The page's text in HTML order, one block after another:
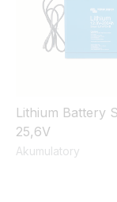
Lithium Battery
25,6V
Akumulatory